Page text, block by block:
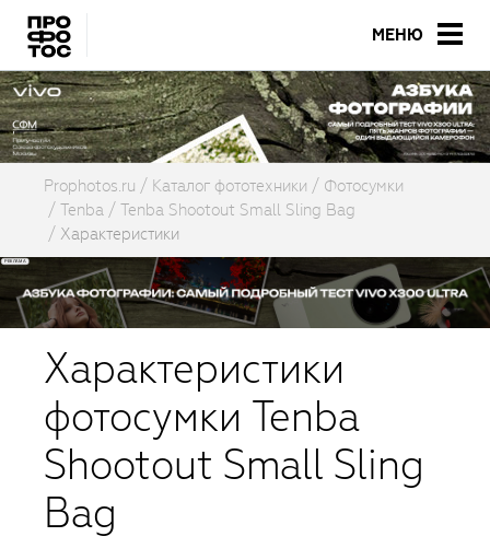
МЕНЮ
Prophotos.ru Каталог фототехники
Фотосумки
Tenba
Tenba Shootout Small Sling Bag
Характеристики
Характеристики
фотосумки Tenba
Shootout Small Sling
Bag